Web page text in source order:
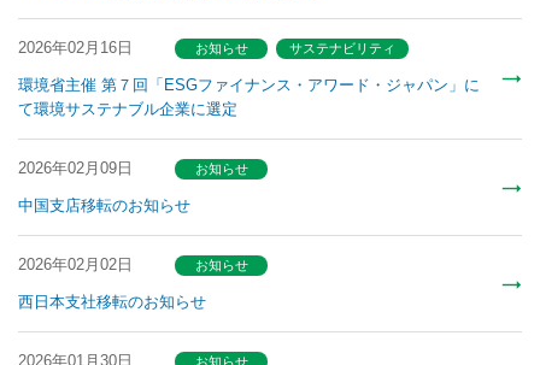
2026年02月16日 お知らせ サステナビリティ
環境省主催 第７回「ESGファイナンス・アワード・ジャパン」に
て環境サステナブル企業に選定
2026年02月09日 お知らせ
中国支店移転のお知らせ
2026年02月02日 お知らせ
西日本支社移転のお知らせ
2026年01月30日 お知らせ